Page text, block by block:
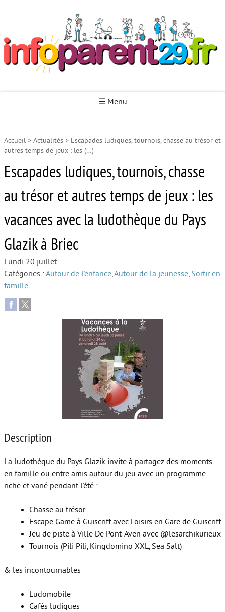
☰ Menu
Accueil
Autour de la petite enfance
Autour de l’enfance
Autour de la jeunesse
Sortir en famille
Vie de couple
Aide aux parents
Place aux grands-parents
Accueil > Actualités > Escapades ludiques, tournois, chasse au trésor et
autres temps de jeux : les (…)
Escapades ludiques, tournois, chasse
au trésor et autres temps de jeux : les
vacances avec la ludothèque du Pays
Glazik à Briec
Lundi 20 juillet
Catégories :Autour de l’enfance,Autour de la jeunesse, Sortir en
famille
Description
La ludothèque du Pays Glazik invite à partagez des moments
en famille ou entre amis autour du jeu avec un programme
riche et varié pendant l’été :
Chasse au trésor
Escape Game à Guiscriff avec Loisirs en Gare de Guiscriff
Jeu de piste à Ville De Pont-Aven avec @lesarchikurieux
Tournois (Pili Pili, Kingdomino XXL, Sea Salt)
& les incontournables
Ludomobile
Cafés ludiques